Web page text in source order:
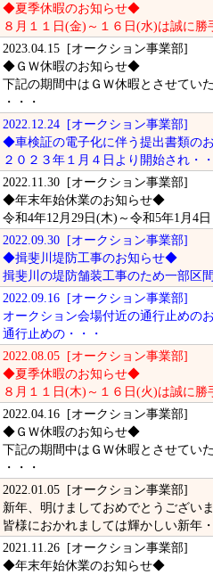
◆夏季休暇のお知らせ◆
８月１１日(金)～１６日(水)は誠に勝
2023.04.15 [オークション事業部]
◆ＧＷ休暇のお知らせ◆
下記の期間中はＧＷ休暇とさせていた
・・・
2022.12.24 [オークション事業部]
◆車検証の電子化に伴う提出書類の
２０２３年１月４日より開始され・・
2022.11.30 [オークション事業部]
◆年末年始休業のお知らせ◆
令和4年12月29日(木)～令和5年1月4日
2022.09.30 [オークション事業部]
◆揖斐川堤防工事のお知らせ◆
揖斐川の堤防舗装工事のため一部区
2022.09.16 [オークション事業部]
オークション会場付近の通行止めの
通行止めの・・・
2022.08.05 [オークション事業部]
◆夏季休暇のお知らせ◆
８月１１日(木)～１６日(火)は誠に勝
2022.04.16 [オークション事業部]
◆ＧＷ休暇のお知らせ◆
下記の期間中はＧＷ休暇とさせていた
・・・
2022.01.05 [オークション事業部]
新年、明けましておめでとうございま
皆様におかれましては輝かしい新年
2021.11.26 [オークション事業部]
◆年末年始休業のお知らせ◆